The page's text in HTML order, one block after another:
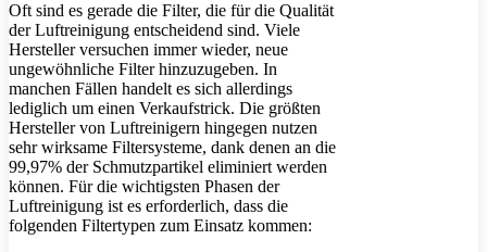
Oft sind es gerade die Filter, die für die Qualität
der Luftreinigung entscheidend sind. Viele
Hersteller versuchen immer wieder, neue
ungewöhnliche Filter hinzuzugeben. In
manchen Fällen handelt es sich allerdings
lediglich um einen Verkaufstrick. Die größten
Hersteller von Luftreinigern hingegen nutzen
sehr wirksame Filtersysteme, dank denen an die
99,97% der Schmutzpartikel eliminiert werden
können. Für die wichtigsten Phasen der
Luftreinigung ist es erforderlich, dass die
folgenden Filtertypen zum Einsatz kommen: